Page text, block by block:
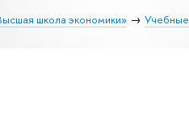
школа экономики»